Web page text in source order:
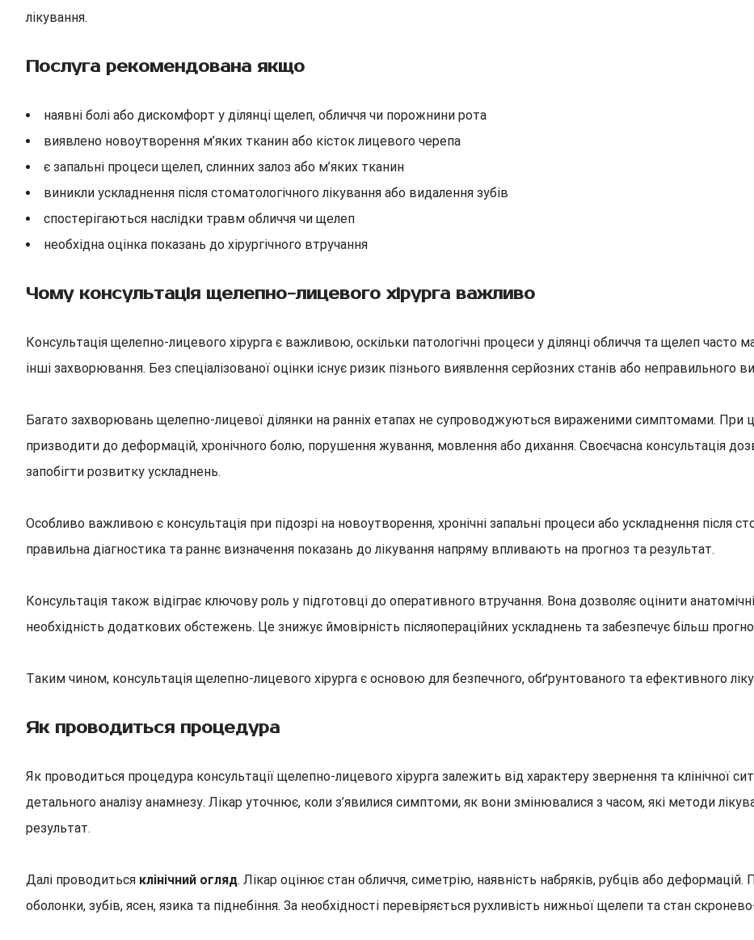
лікування.
Послуга рекомендована якщо
наявні болі або дискомфорт у ділянці щелеп, обличчя чи порожнини рота
виявлено новоутворення м’яких тканин або кісток лицевого черепа
є запальні процеси щелеп, слинних залоз або м’яких тканин
виникли ускладнення після стоматологічного лікування або видалення зубів
спостерігаються наслідки травм обличчя чи щелеп
необхідна оцінка показань до хірургічного втручання
Чому консультація щелепно-лицевого хірурга важливо
Консультація щелепно-лицевого хірурга є важливою, оскільки патологічні процеси у ділянці обличчя та щелеп
інші захворювання. Без спеціалізованої оцінки існує ризик пізнього виявлення серйозних станів або неправильного
Багато захворювань щелепно-лицевої ділянки на ранніх етапах не супроводжуються вираженими симптомами. При
призводити до деформацій, хронічного болю, порушення жування, мовлення або дихання. Своєчасна консультація
запобігти розвитку ускладнень.
Особливо важливою є консультація при підозрі на новоутворення, хронічні запальні процеси або ускладнення після
правильна діагностика та раннє визначення показань до лікування напряму впливають на прогноз та результат.
Консультація також відіграє ключову роль у підготовці до оперативного втручання. Вона дозволяє оцінити
необхідність додаткових обстежень. Це знижує ймовірність післяопераційних ускладнень та забезпечує більш
Таким чином, консультація щелепно-лицевого хірурга є основою для безпечного, обґрунтованого та ефективного
Як проводиться процедура
Як проводиться процедура консультації щелепно-лицевого хірурга залежить від характеру звернення та клінічної
детального аналізу анамнезу. Лікар уточнює, коли з’явилися симптоми, як вони змінювалися з часом, які методи
результат.
Далі проводиться клінічний огляд. Лікар оцінює стан обличчя, симетрію, наявність набряків, рубців або
оболонки, зубів, ясен, язика та піднебіння. За необхідності перевіряється рухливість нижньої щелепи та стан